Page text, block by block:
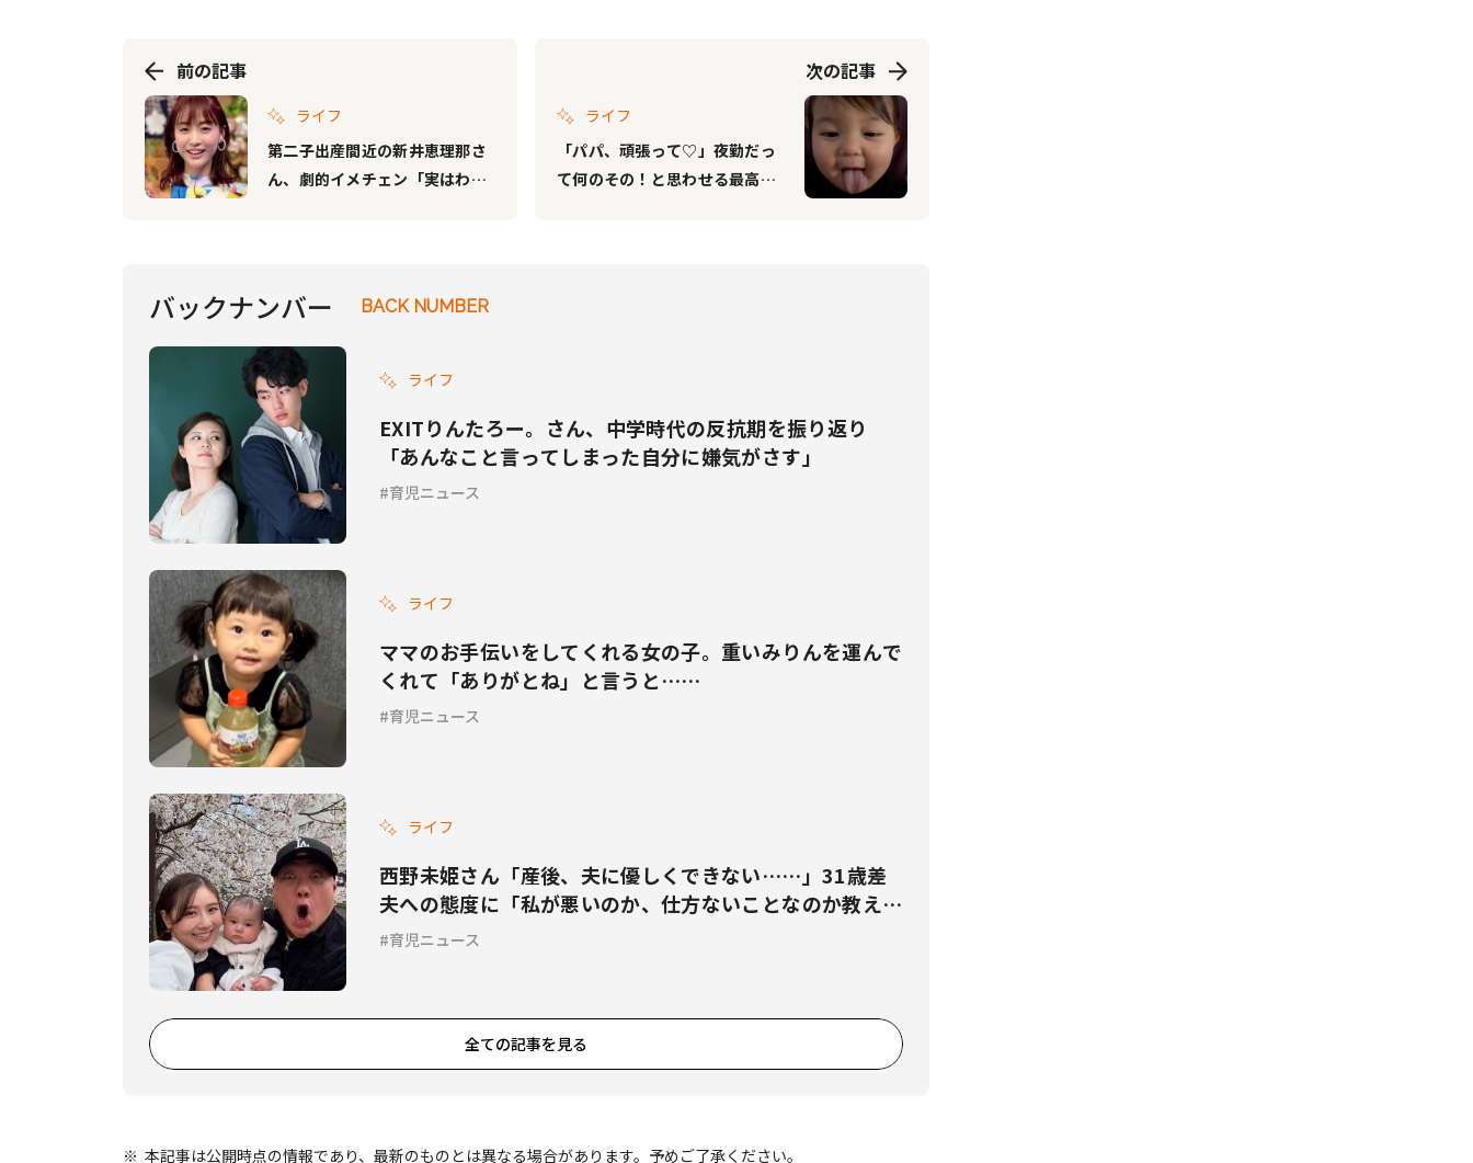
前の記事
ライフ
第二子出産間近の新井恵理那さ
ん、劇的イメチェン「実はわた
次の記事
ライフ
「パパ、頑張って♡」夜勤だっ
て何のその！と思わせる最高の
バックナンバー BACK NUMBER
ライフ
EXITりんたろー。さん、中学時代の反抗期を振り返り
「あんなこと言ってしまった自分に嫌気がさす」
育児ニュース
ライフ
ママのお手伝いをしてくれる女の子。重いみりんを運んで
くれて「ありがとね」と言うと……
育児ニュース
ライフ
西野未姫さん「産後、夫に優しくできない……」31歳差
夫への態度に「私が悪いのか、仕方ないことなのか教えて
ください」
育児ニュース
全ての記事を見る
本記事は公開時点の情報であり、最新のものとは異なる場合があります。予めご了承ください。